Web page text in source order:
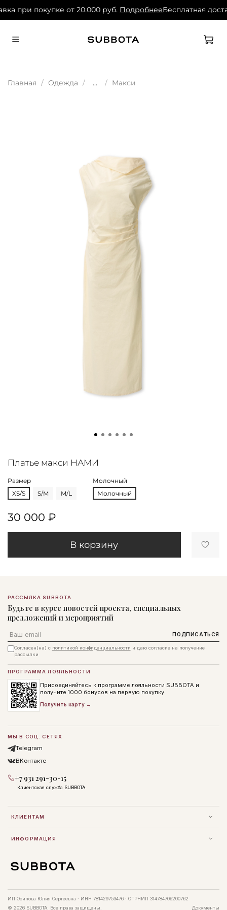
при покупке от 20.000 руб. ПодробнееБесплатная
Главная Одежда ... Макси
Платье макси НАМИ
Размер
XS/S
S/M M/L
Молочный
Молочный
30 000 ₽
В корзину
РАССЫЛКА SUBBOTA
Будьте в курсе новостей проекта, специальных
предложений и мероприятий
Email ПОДПИСАТЬСЯ
Согласен(на) с политикой конфиденциальности и даю согласие на получение
рассылки
КЛИЕНТАМ
ИНФОРМАЦИЯ
ПРОГРАММА ЛОЯЛЬНОСТИ
Присоединяйтесь к программе лояльности SUBBOTA и
получите 1000 бонусов на первую покупку
Получить карту →
МЫ В СОЦ. СЕТЯХ
Telegram
ВКонтакте
+7 931 291-30-15
Клиентская служба SUBBOTA
ИП Осипова Юлия Сергеевна · ИНН 781429753476 · ОГРНИП 314784706200762
© 2026 SUBBOTA. Все права защищены.
Документы